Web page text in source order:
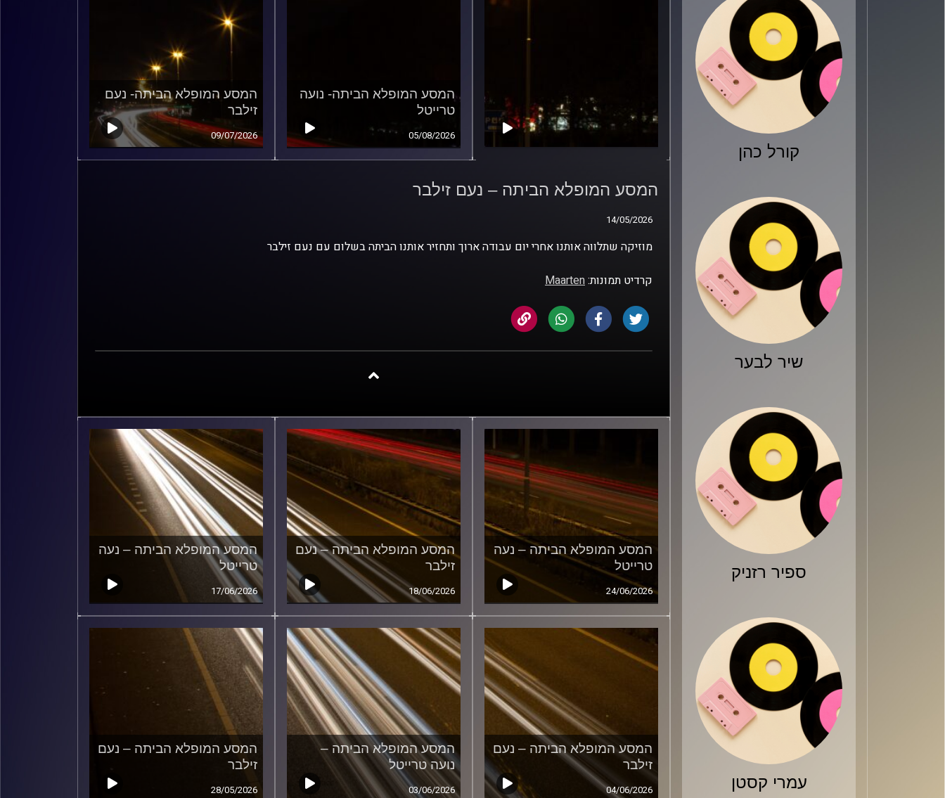
קורל כהן
שיר לבער
ספיר רזניק
עמרי קסטן
המסע המופלא הביתה- נועה
טרייטל
05/08/2026
המסע המופלא הביתה- נעם
זילבר
09/07/2026
המסע המופלא הביתה – נעם זילבר
14/05/2026
מוזיקה שתלווה אותנו אחרי יום עבודה ארוך ותחזיר אותנו הביתה בשלום עם נעם זילבר
קרדיט תמונות:Maarten
המסע המופלא הביתה – נעה
טרייטל
24/06/2026
המסע המופלא הביתה – נעם
זילבר
18/06/2026
המסע המופלא הביתה – נעה
טרייטל
17/06/2026
המסע המופלא הביתה – נעם
זילבר
04/06/2026
המסע המופלא הביתה –
נועה טרייטל
03/06/2026
המסע המופלא הביתה – נעם
זילבר
28/05/2026